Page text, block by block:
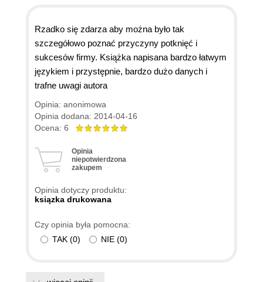
Rzadko się zdarza aby można było tak
szczegółowo poznać przyczyny potknięć i
sukcesów firmy. Książka napisana bardzo łatwym
językiem i przystępnie, bardzo dużo danych i
trafne uwagi autora
Opinia: anonimowa
Opinia dodana: 2014-04-16
Ocena: 6
Opinia
niepotwierdzona
zakupem
Opinia dotyczy produktu:
ksiązka drukowana
Czy opinia była pomocna:
TAK (0) NIE (0)